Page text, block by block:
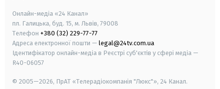
Онлайн-медіа «24 Канал»
пл. Галицька, буд. 15, м. Львів, 79008
Телефон +380 (32) 229-77-77
Адреса електронної пошти — legal@24tv.com.ua
Ідентифікатор онлайн-медіа в Реєстрі суб'єктів у сфері медіа —
R40-06057
© 2005—2026, ПрАТ «Телерадіокомпанія "Люкс"», 24 Канал.